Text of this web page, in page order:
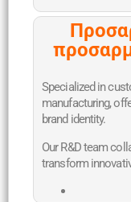
Specialized in
manufacturing,
brand identity.
Our R&D team
transform